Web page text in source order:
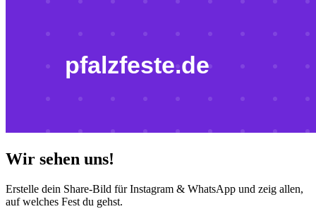
Wir sehen uns!
Erstelle dein Share-Bild für Instagram & WhatsApp und zeig allen,
auf welches Fest du gehst.